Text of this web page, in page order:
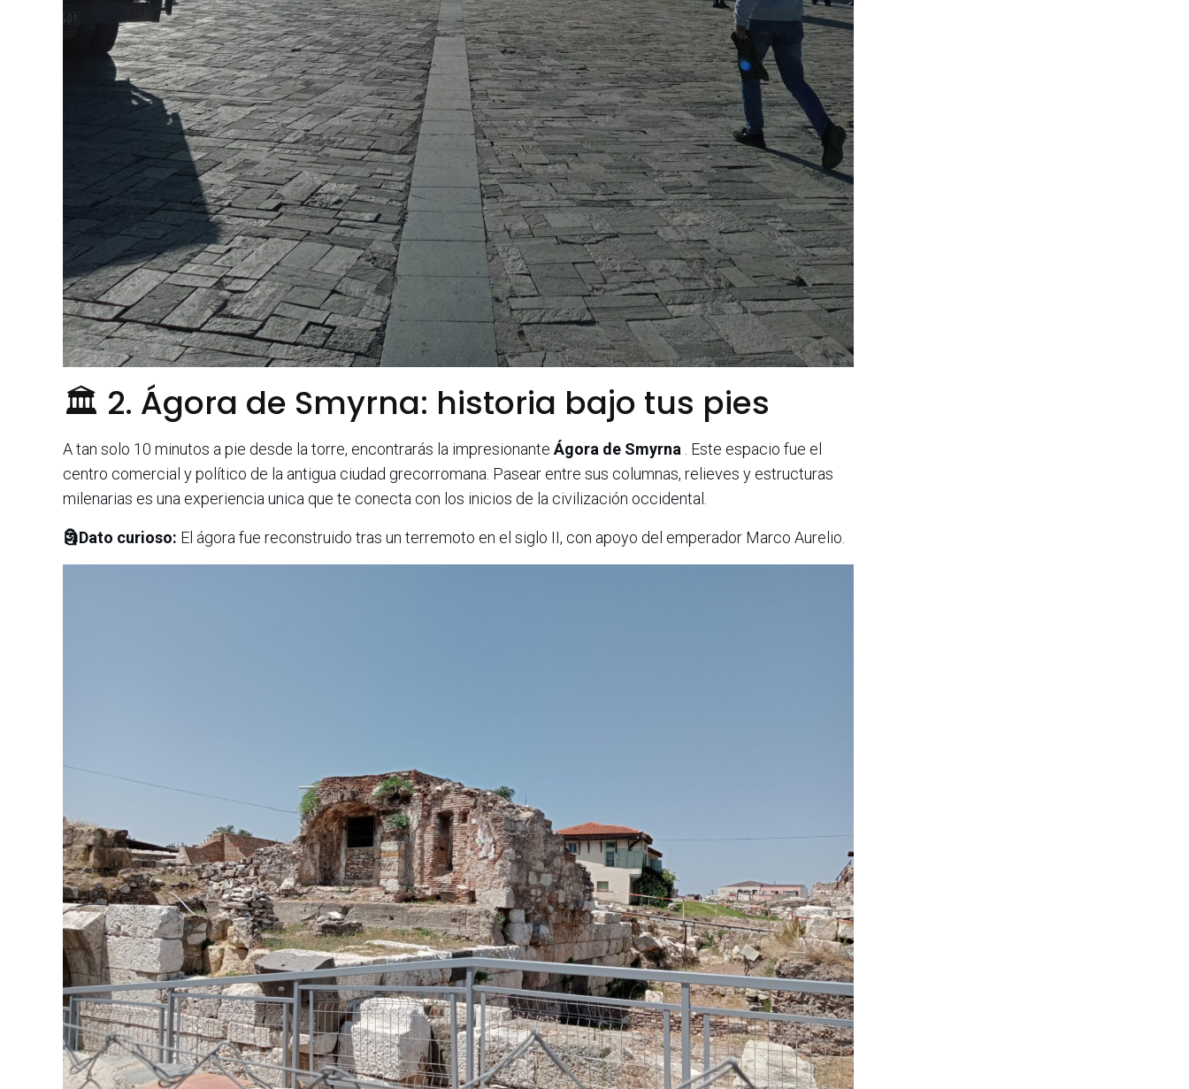
🏛️ 2. Ágora de Smyrna: historia bajo tus pies
A tan solo 10 minutos a pie desde la torre, encontrarás la impresionanteÁgora de Smyrna . Este espacio fue el
centro comercial y político de la antigua ciudad grecorromana. Pasear entre sus columnas, relieves y estructuras
milenarias es una experiencia unica que te conecta con los inicios de la civilización occidental.
🗿Dato curioso: El ágora fue reconstruido tras un terremoto en el siglo II, con apoyo del emperador Marco Aurelio.